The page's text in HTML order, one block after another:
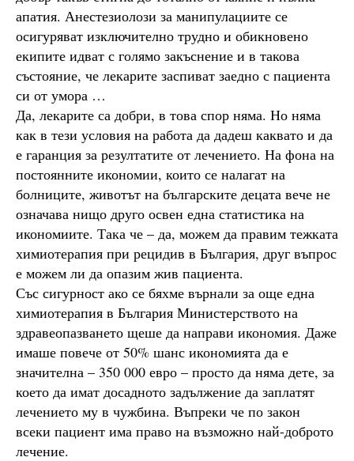
апатия. Анестезиолози за манипулациите се
осигуряват изключително трудно и обикновено
екипите идват с голямо закъснение и в такова
състояние, че лекарите заспиват заедно с пациента
си от умора …
Да, лекарите са добри, в това спор няма. Но няма
как в тези условия на работа да дадеш каквато и да
е гаранция за резултатите от лечението. На фона на
постоянните икономии, които се налагат на
болниците, животът на българските децата вече не
означава нищо друго освен една статистика на
икономиите. Така че – да, можем да правим тежката
химиотерапия при рецидив в България, друг въпрос
е можем ли да опазим жив пациента.
Със сигурност ако се бяхме върнали за още една
химиотерапия в България Министерството на
здравеопазването щеше да направи икономия. Даже
имаше повече от 50% шанс икономията да е
значителна – 350 000 евро – просто да няма дете, за
което да имат досадното задължение да заплатят
лечението му в чужбина. Въпреки че по закон
всеки пациент има право на възможно най-доброто
лечение.